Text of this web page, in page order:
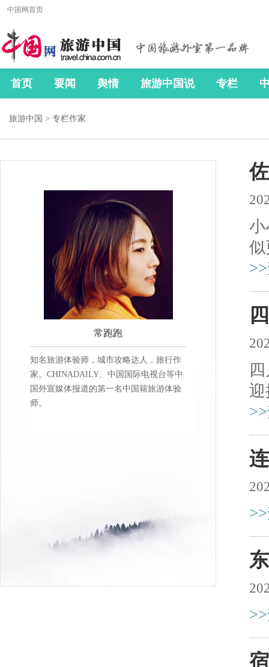
旅游中国 > 专栏作家
常跑跑
知名旅游体验师，城市攻略达人，旅行作
家。CHINADAILY、中国国际电视台等中
国外宣媒体报道的第一名中国籍旅游体验
师。
小
似